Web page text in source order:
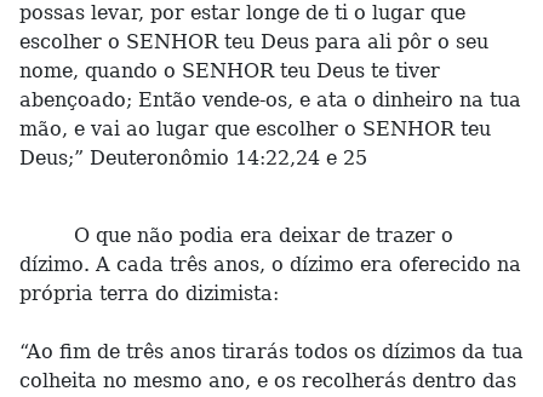
possas levar, por estar longe de ti o lugar que
escolher o SENHOR teu Deus para ali pôr o seu
nome, quando o SENHOR teu Deus te tiver
abençoado; Então vende-os, e ata o dinheiro na tua
mão, e vai ao lugar que escolher o SENHOR teu
Deus;” Deuteronômio 14:22,24 e 25
O que não podia era deixar de trazer o
dízimo. A cada três anos, o dízimo era oferecido na
própria terra do dizimista:
“Ao fim de três anos tirarás todos os dízimos da tua
colheita no mesmo ano, e os recolherás dentro das